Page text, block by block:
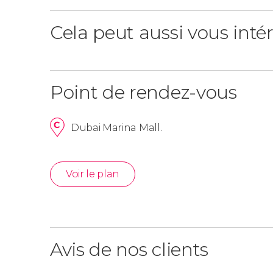
Cela peut aussi vous
Point de rendez-vous
Dubai Marina Mall.
Voir le plan
Avis de nos clients